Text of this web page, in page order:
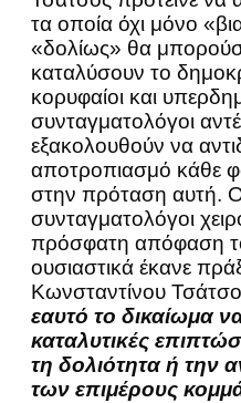
τα οποία όχι μόνο
«δολίως» θα
καταλύσουν το
κορυφαίοι και
συνταγματολόγοι
εξακολουθούν να
αποτροπιασμό κάθε
στην πρόταση αυτή.
συνταγματολόγοι
πρόσφατη απόφαση
ουσιαστικά έκανε
Κωνσταντίνου
εαυτό το δικαίωμα
καταλυτικές
τη δολιότητα ή την
των επιμέρους